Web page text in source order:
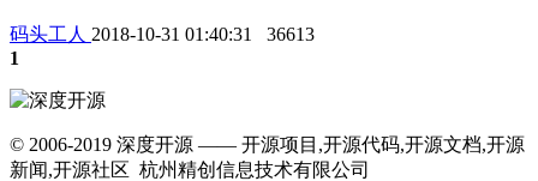
码头工人 2018-10-31 01:40:31
36613
1
© 2006-2019 深度开源 —— 开源项目,开源代码,开源文档,开源
新闻,开源社区 杭州精创信息技术有限公司